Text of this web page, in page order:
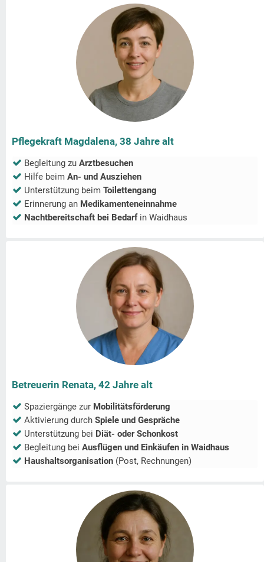
Pflegekraft Magdalena, 38 Jahre alt
Begleitung zu Arztbesuchen
Hilfe beim An- und Ausziehen
Unterstützung beim Toilettengang
Erinnerung an Medikamenteneinnahme
Nachtbereitschaft bei Bedarfin Waidhaus
Betreuerin Renata, 42 Jahre alt
Spaziergänge zur Mobilitätsförderung
Aktivierung durch Spiele und Gespräche
Unterstützung bei Diät- oder Schonkost
Begleitung bei Ausflügen und Einkäufen in Waidhaus
Haushaltsorganisation (Post, Rechnungen)